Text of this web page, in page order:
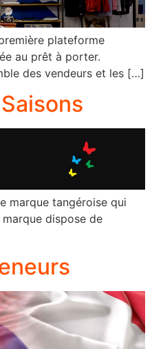
plateforme
au prêt à porter.
des vendeurs et les […]
marque tangéroise qui
dispose de